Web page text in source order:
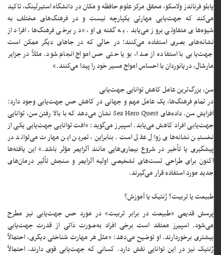
پابلو فرناندز ولاسکو، محقق مرکز علوم حافظه و مکان در دانشگاه استیرلینگ، تاکید
می‌کند که جهت‌یابی مهارتی یکپارچه نیست و در فرهنگ‌های مختلف به
شیوه‌های متفاوتی بروز می‌یابد. به گفته‌ی او، «در برخی فرهنگ‌ها، افراد از
نشانه‌های بصری استفاده می‌کنند؛ در حالی که در جاهای دیگر ممکن است
جهت‌یابی با استفاده از صدا، بو یا حتی حس امواج انجام شود. مثلاً در جزایر
مارشال، دریانوردان با احساس امواج مسیر خود را پیدا می‌کنند.»
سن، بزرگ‌ترین عامل کاهش توانایی جهت‌یابی
در تمام فرهنگ‌ها، یک عامل مهم و جهانی در کاهش حس جهت‌یابی وجود دارد:
افزایش سن. داده‌های Sea Hero Quest نشان می‌دهد که با بالا رفتن سن، توانایی
جهت‌یابی افراد کاهش می‌یابد. اسپیرز می‌گوید: «افت توانایی جهت‌یابی یکی از
نخستین نشانه‌های زوال عقل است. بنابراین، تمرین این مهارت می‌تواند در
پیشگیری یا تأخیر در شروع بیماری‌هایی مانند آلزایمر مؤثر باشد.» این یافته‌ها
اکنون برای طراحی تست‌های تشخیصی اولیه آلزایمر و سنجش تأثیر درمان‌های
جدید مورد استفاده قرار می‌گیرند.
طبیعت یا تربیت؟ ژنتیک یا آموزش؟
پرسش قدیمی «طبیعت در برابر تربیت» در مورد حس جهت‌یابی نیز مطرح
می‌شود. اسپیرز معتقد است برخی افراد به‌صورت ذاتی از قدرت جهت‌یابی
بیشتری برخوردارند. او توضیح می‌دهد: «مثل هر مهارت شناختی دیگری، احتمالاً
ژنتیک نیز در این توانایی نقش دارد. کسانی که جهت‌یابی قوی دارند، احتمالاً